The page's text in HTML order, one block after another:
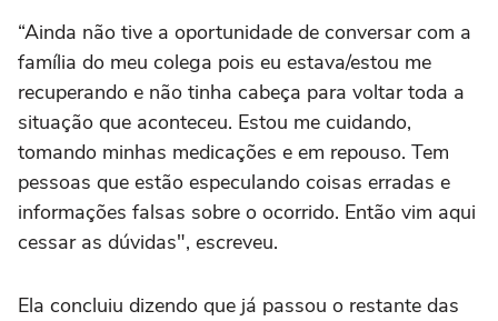
“Ainda não tive a oportunidade de conversar com a
família do meu colega pois eu estava/estou me
recuperando e não tinha cabeça para voltar toda a
situação que aconteceu. Estou me cuidando,
tomando minhas medicações e em repouso. Tem
pessoas que estão especulando coisas erradas e
informações falsas sobre o ocorrido. Então vim aqui
cessar as dúvidas", escreveu.
Ela concluiu dizendo que já passou o restante das